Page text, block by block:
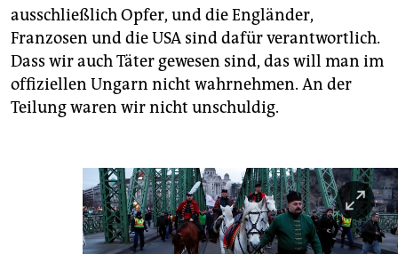
ausschließlich Opfer, und die Engländer,
Franzosen und die USA sind dafür verantwortlich.
Dass wir auch Täter gewesen sind, das will man im
offiziellen Ungarn nicht wahrnehmen. An der
Teilung waren wir nicht unschuldig.